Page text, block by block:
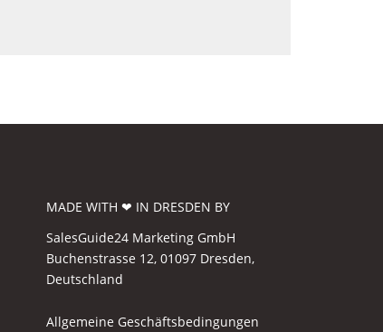
MADE WITH ❤ IN DRESDEN BY
SalesGuide24 Marketing GmbH
Buchenstrasse 12, 01097 Dresden,
Deutschland
Allgemeine Geschäftsbedingungen